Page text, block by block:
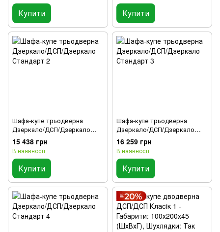
Купити Купити
Шафа-купе трьодверна
Дзеркало/ДСП/Дзеркало
Стандарт 2
15 438 грн
В наявності
Купити
Шафа-купе трьодверна
Дзеркало/ДСП/Дзеркало
Стандарт 3
16 259 грн
В наявності
Купити